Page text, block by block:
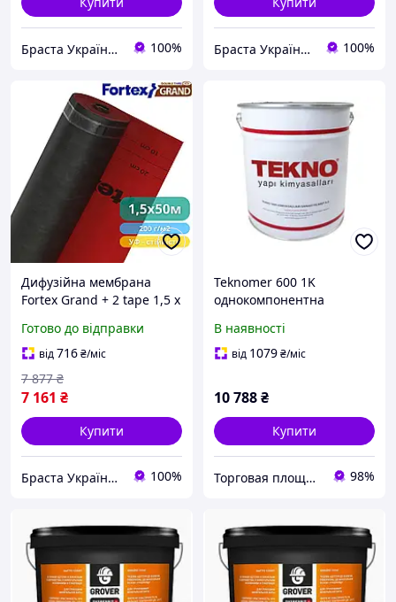
Браста Україна ТОВ 100% Браста Україна ТОВ 100%
Дифузійна мембрана
Fortex Grand + 2 tape 1,5 х
червоно-чорна,
тришарова - дах, фасад,
гідроізоляція, паропр
Готово до відправки
від716₴/міс
7 161 ₴
7 877 ₴
Купити
Браста Україна ТОВ 100%
Teknomer 600 1K
однокомпонентна
гідроізоляція для дахів,
терас, балконів та
В наявності
від 1079₴/міс
10 788₴
Купити
Торговая площадка Сделай Сам 98%